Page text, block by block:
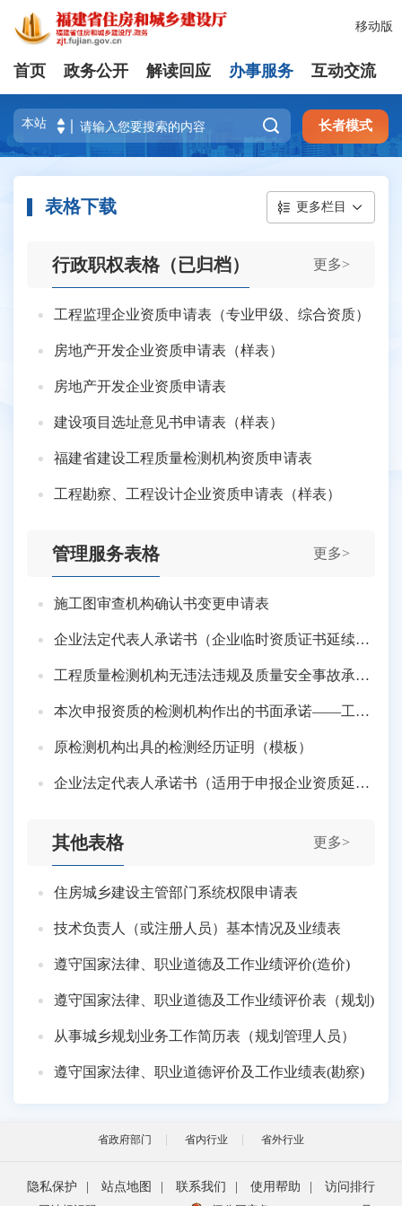
移动版
首页 政务公开 解读回应 办事服务 互动交流
 长者模式
表格下载 更多栏目
行政职权表格（已归档） 更多>
工程监理企业资质申请表（专业甲级、综合资质）
房地产开发企业资质申请表（样表）
房地产开发企业资质申请表
建设项目选址意见书申请表（样表）
福建省建设工程质量检测机构资质申请表
工程勘察、工程设计企业资质申请表（样表）
管理服务表格 更多>
施工图审查机构确认书变更申请表
企业法定代表人承诺书（企业临时资质证书延续建筑业企业）
工程质量检测机构无违法违规及质量安全事故承诺书模板
本次申报资质的检测机构作出的书面承诺——工程质量检测人员检测经历承诺书（模板）
原检测机构出具的检测经历证明（模板）
企业法定代表人承诺书（适用于申报企业资质延续）
其他表格 更多>
住房城乡建设主管部门系统权限申请表
技术负责人（或注册人员）基本情况及业绩表
遵守国家法律、职业道德及工作业绩评价(造价)
遵守国家法律、职业道德及工作业绩评价表（规划)
从事城乡规划业务工作简历表（规划管理人员）
遵守国家法律、职业道德评价及工作业绩表(勘察)
省政府部门 省内行业 省外行业
隐私保护 站点地图 联系我们 使用帮助
访问排行